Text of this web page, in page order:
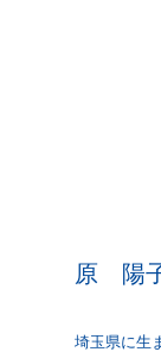
原 陽
埼玉県に生